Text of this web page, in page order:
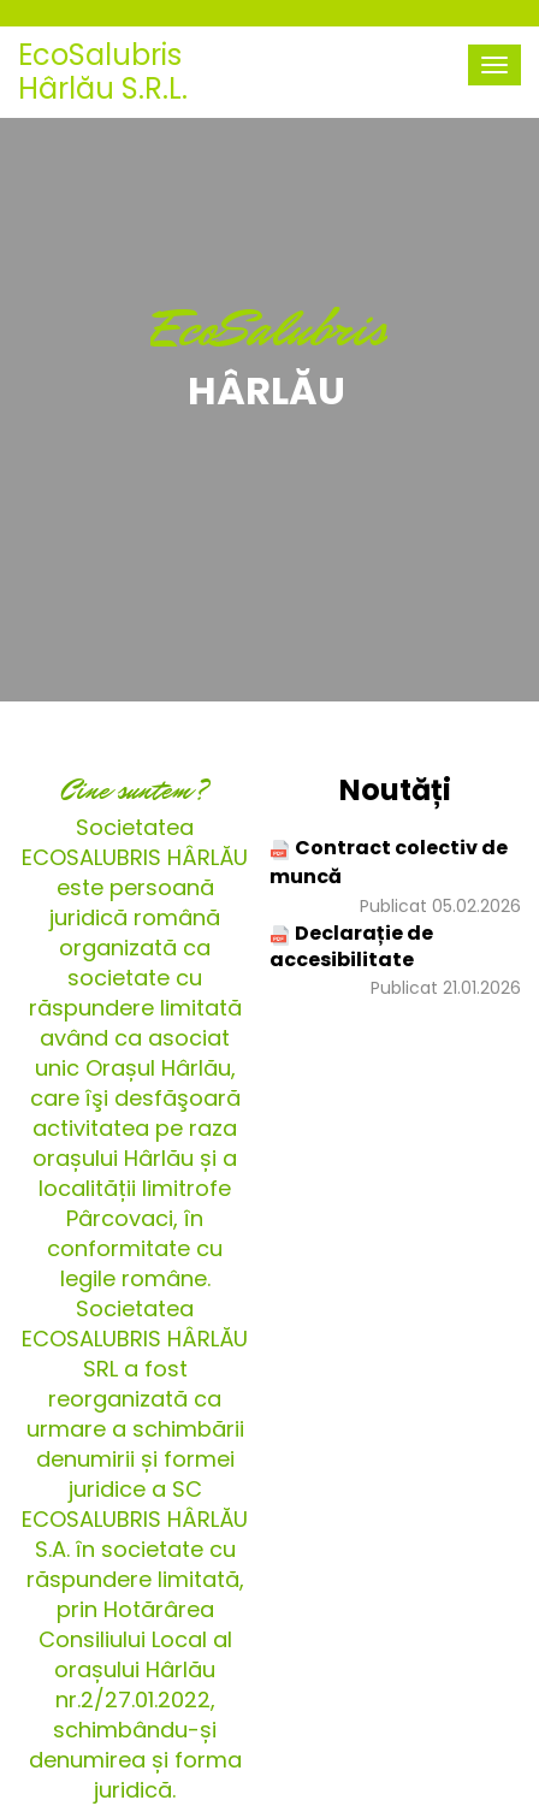
EcoSalubris
Hârlău S.R.L.
EcoSalubris
HÂRLĂU
Cine suntem?
Societatea
ECOSALUBRIS HÂRLĂU
este persoană
juridică română
organizată ca
societate cu
răspundere limitată
având ca asociat
unic Orașul Hârlău,
care îşi desfăşoară
activitatea pe raza
orașului Hârlău și a
localității limitrofe
Pârcovaci, în
conformitate cu
legile române.
Societatea
ECOSALUBRIS HÂRLĂU
SRL a fost
reorganizată ca
urmare a schimbării
denumirii și formei
juridice a SC
ECOSALUBRIS HÂRLĂU
S.A. în societate cu
răspundere limitată,
prin Hotărârea
Consiliului Local al
orașului Hârlău
nr.2/27.01.2022,
schimbându-și
denumirea și forma
juridică.
Noutăți
Contract colectiv de
muncă
Publicat 05.02.2026
Declarație de
accesibilitate
Publicat 21.01.2026